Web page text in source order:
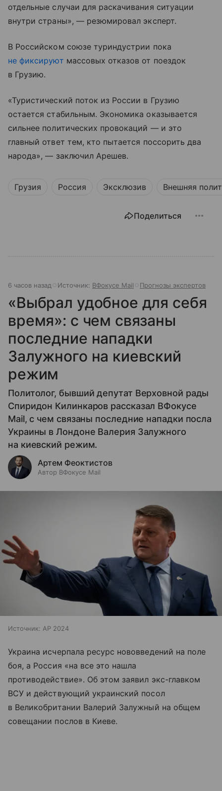
отдельные случаи для раскачивания ситуации
внутри страны», — резюмировал эксперт.
В Российском союзе туриндустрии пока
не фиксируют массовых отказов от поездок
в Грузию.
«Туристический поток из России в Грузию
остается стабильным. Экономика оказывается
сильнее политических провокаций — и это
главный ответ тем, кто пытается поссорить два
народа», — заключил Арешев.
Грузия Россия Эксклюзив Внешняя
Поделиться
6 часов назад Источник: ВФокусе Mail Прогнозы экспертов
«Выбрал удобное для себя
время»: с чем связаны
последние нападки
Залужного на киевский
режим
Политолог, бывший депутат Верховной рады
Спиридон Килинкаров рассказал ВФокусе
Mail, с чем связаны последние нападки посла
Украины в Лондоне Валерия Залужного
на киевский режим.
Артем Феоктистов
Автор ВФокусе Mail
Источник: AP 2024
Украина исчерпала ресурс нововведений на поле
боя, а Россия «на все это нашла
противодействие». Об этом заявил экс-главком
ВСУ и действующий украинский посол
в Великобритании Валерий Залужный на общем
совещании послов в Киеве.